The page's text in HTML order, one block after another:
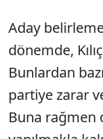
Aday belirleme
dönemde,
Bunlardan
partiye zarar
Buna rağmen